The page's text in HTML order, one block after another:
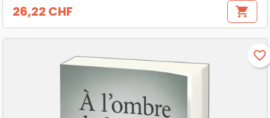
Prix
26,22 CHF shopping_cart
favorite_border